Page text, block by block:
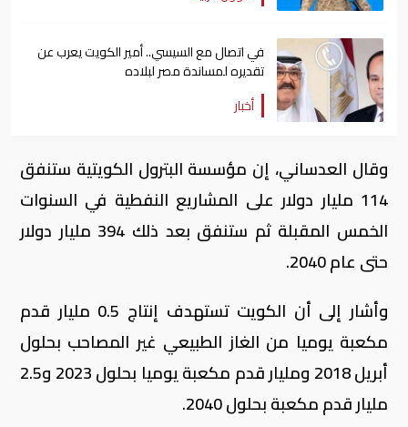
في اتصال مع السيسي.. أمير الكويت يعرب عن
تقديره لمساندة مصر لبلاده
أخبار
وقال العدساني، إن مؤسسة البترول الكويتية ستنفق
114 مليار دولار على المشاريع النفطية في السنوات
الخمس المقبلة ثم ستنفق بعد ذلك 394 مليار دولار
حتى عام 2040.
وأشار إلى أن الكويت تستهدف إنتاج 0.5 مليار قدم
مكعبة يوميا من الغاز الطبيعي غير المصاحب بحلول
أبريل 2018 ومليار قدم مكعبة يوميا بحلول 2023 و2.5
مليار قدم مكعبة بحلول 2040.